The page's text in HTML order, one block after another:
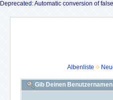
Deprecated: Automatic conversion of
Albenliste
Gib Deinen